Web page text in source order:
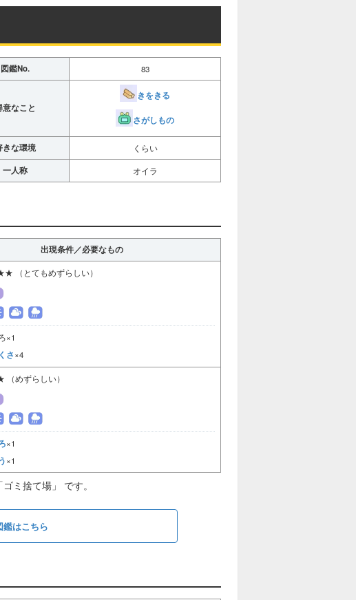
図鑑No. 83
意なこと
きをきる
さがしもの
きな環境 くらい
一人称 オイラ
出現条件／必要なもの
（とてもめずらしい）
×1
さ×4
めずらしい）
×1
×1
ミ捨て場」 です。
はこちら